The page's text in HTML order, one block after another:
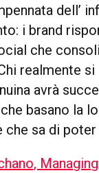
dell’
i brand
che
realmente
avrà
basano la
che sa di